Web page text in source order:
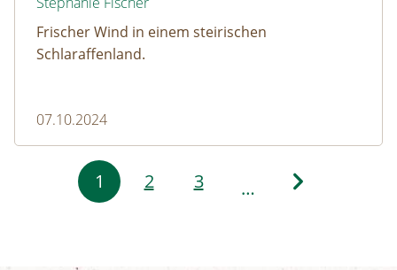
Frischer Wind in einem steirischen
Schlaraffenland.
07.10.2024
Seitennummerierung
1 2 3 …